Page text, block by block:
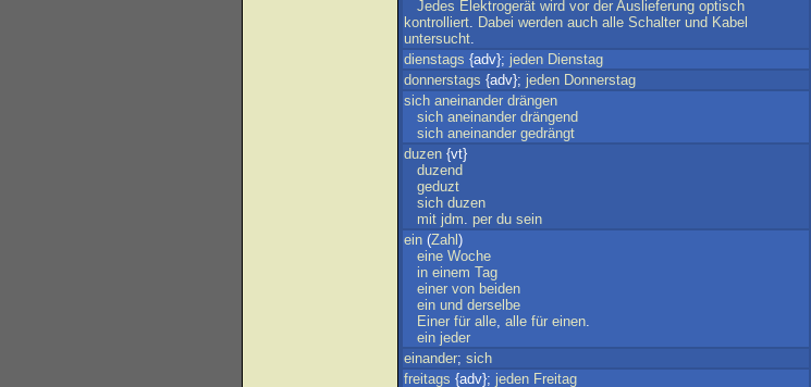
Jedes Elektrogerät wird vor der Auslieferung optisch
kontrolliert. Dabei werden auch alle Schalter und Kabel
untersucht.
dienstags {adv}; jeden Dienstag
donnerstags {adv}; jeden Donnerstag
sich aneinander drängen
sich aneinander drängend
sich aneinander gedrängt
duzen {vt}
duzend
geduzt
sich duzen
mit jdm. per du sein
ein (Zahl )
eine Woche
in einem Tag
einer von beiden
ein und derselbe
Einer für alle, alle für einen.
ein jeder
einander; sich
freitags {adv}; jeden Freitag